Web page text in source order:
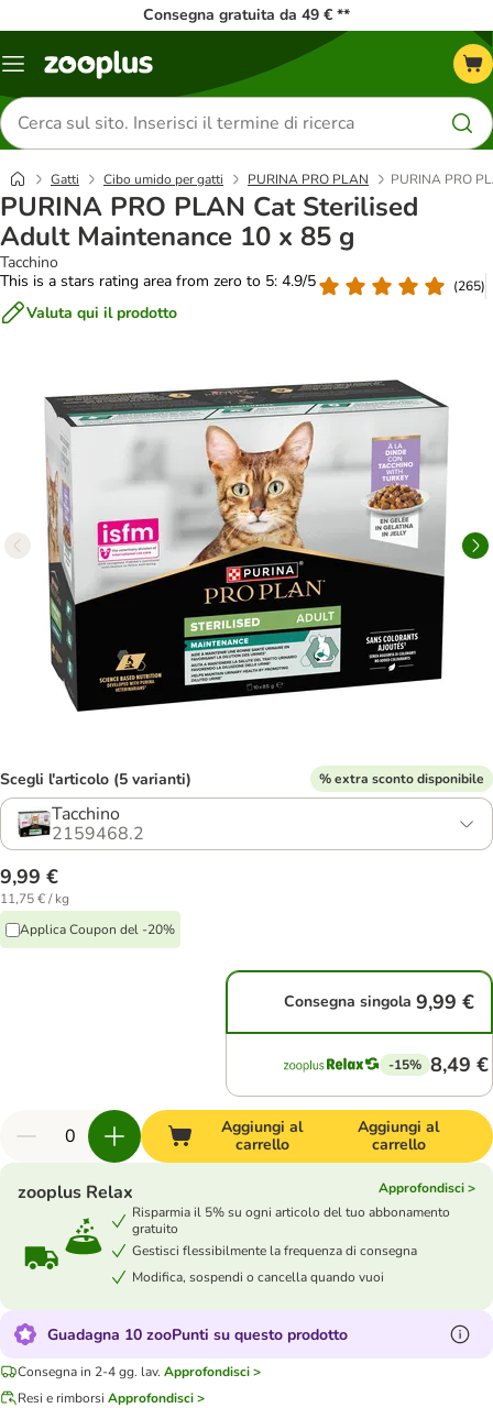
Consegna gratuita da 49 € **
Overview
Cerca
prodotti
Gatti Cibo umido per gatti PURINA PRO PLAN PURINA PRO
PURINA PRO PLAN Cat Sterilised
Adult Maintenance 10 x 85 g
Tacchino
This is a stars rating area from zero to 5: 4.9/5
(265)
Valuta qui il prodotto
Scegli l'articolo (5 varianti) % extra sconto disponibile
Tacchino
2159468.2
9,99 €
11,75 € / kg
Applica Coupon del -20%
Consegna singola 9,99 €
-15% 8,49 €
Aggiungi al
carrello
Aggiungi al
carrello
zooplus Relax
Approfondisci >
Risparmia il 5% su ogni articolo del tuo abbonamento
gratuito
Gestisci flessibilmente la frequenza di consegna
Modifica, sospendi o cancella quando vuoi
Guadagna 10 zooPunti su questo prodotto
Consegna in 2-4 gg. lav. Approfondisci >
Resi e rimborsi Approfondisci >